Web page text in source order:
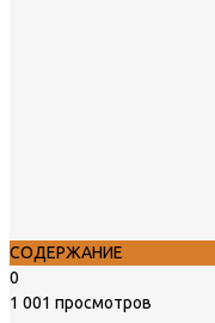
СОДЕРЖАНИЕ
0
1 001 просмотров